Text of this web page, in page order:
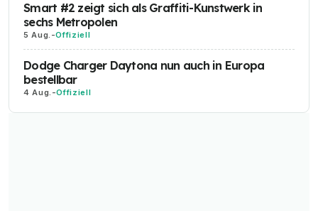
Smart #2 zeigt sich als Graffiti-Kunstwerk in
sechs Metropolen
5 Aug. -Offiziell
Dodge Charger Daytona nun auch in Europa
bestellbar
4 Aug. -Offiziell